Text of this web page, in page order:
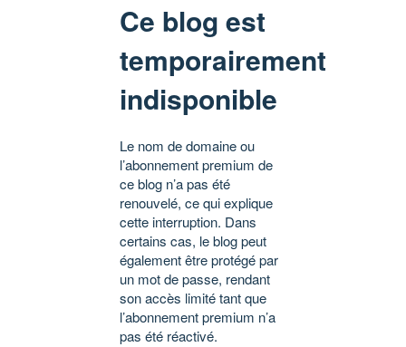
Ce blog est
temporairement
indisponible
Le nom de domaine ou
l’abonnement premium de
ce blog n’a pas été
renouvelé, ce qui explique
cette interruption. Dans
certains cas, le blog peut
également être protégé par
un mot de passe, rendant
son accès limité tant que
l’abonnement premium n’a
pas été réactivé.